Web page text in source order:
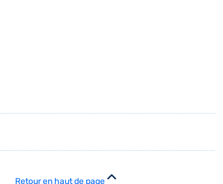
Retour en haut de page